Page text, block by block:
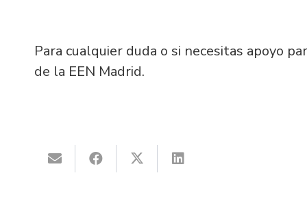
Para cualquier duda o si necesitas apoyo
de la EEN Madrid.